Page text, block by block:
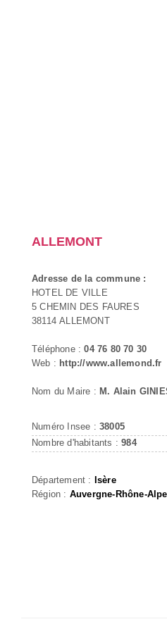
ALLEMONT
Adresse de la commune :
HOTEL DE VILLE
5 CHEMIN DES FAURES
38114 ALLEMONT
Téléphone :04 76 80 70 30
Web : http://www.allemond.fr
Nom du Maire : M. Alain
Numéro Insee : 38005
Nombre d'habitants :984
Département : Isère
Région : Auvergne-Rhône-